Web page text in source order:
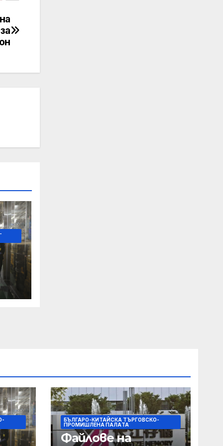
и
БЪЛГАРО-КИТАЙСКА ТЪРГОВСКО-
ПРОМИШЛЕНА ПАЛAТА
Файлове на